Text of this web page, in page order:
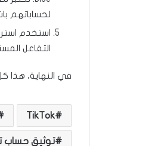
لحساباتهم
استخدم
التفاعل
في النهاية، هذا
TikTok
توثيق حساب